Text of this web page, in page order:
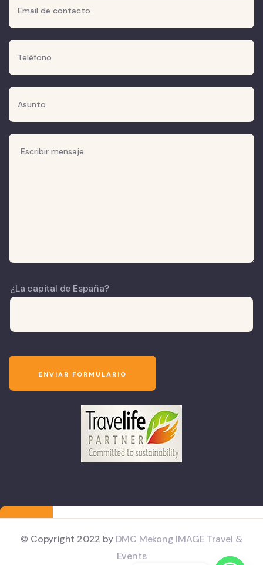
¿La capital de España?
© Copyright 2022 by DMC Mekong IMAGE Travel &
Events